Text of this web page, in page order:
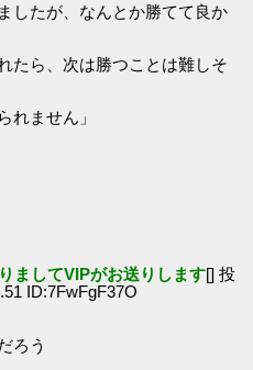
したが、なんとか勝てて良か
たら、次は勝つことは難しそ
れません」
ましてVIPがお送りします[] 投
ID:7FwFgF37O
ろう